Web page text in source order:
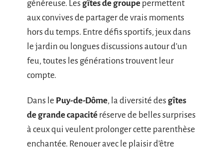
généreuse. Les gîtes de groupe permettent
aux convives de partager de vrais moments
hors du temps. Entre défis sportifs, jeux dans
le jardin ou longues discussions autour d’un
feu, toutes les générations trouvent leur
compte.
Dans le Puy-de-Dôme, la diversité des gîtes
de grande capacité réserve de belles surprises
à ceux qui veulent prolonger cette parenthèse
enchantée. Renouer avec le plaisir d’être